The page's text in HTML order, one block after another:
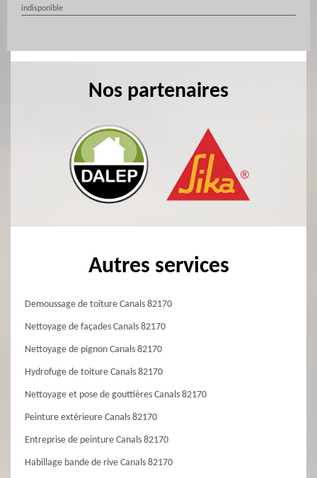
indisponible
Nos partenaires
Autres services
Demoussage de toiture Canals 82170
Nettoyage de façades Canals 82170
Nettoyage de pignon Canals 82170
Hydrofuge de toiture Canals 82170
Nettoyage et pose de gouttières Canals 82170
Peinture extérieure Canals 82170
Entreprise de peinture Canals 82170
Habillage bande de rive Canals 82170